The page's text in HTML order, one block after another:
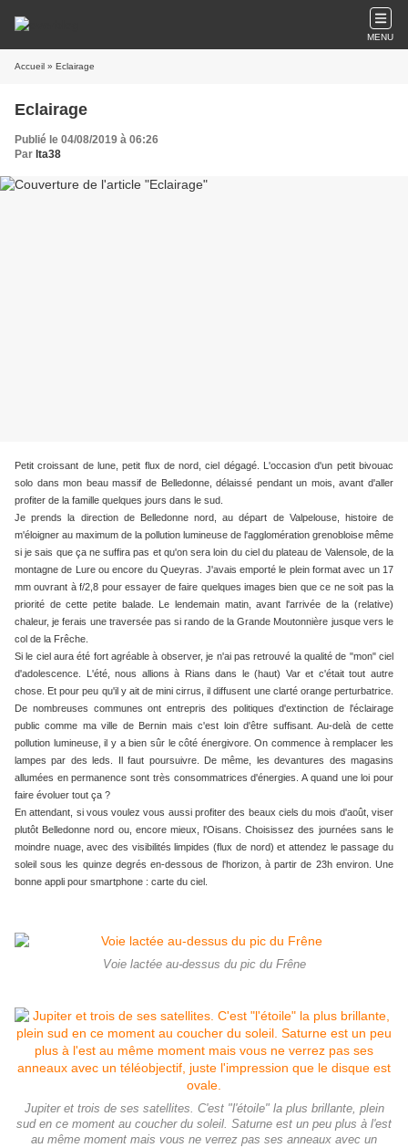
MENU
Accueil » Eclairage
Eclairage
Publié le 04/08/2019 à 06:26
Par lta38
Petit croissant de lune, petit flux de nord, ciel dégagé. L'occasion d'un petit bivouac
solo dans mon beau massif de Belledonne, délaissé pendant un mois, avant d'aller
profiter de la famille quelques jours dans le sud.
Je prends la direction de Belledonne nord, au départ de Valpelouse, histoire de
m'éloigner au maximum de la pollution lumineuse de l'agglomération grenobloise même
si je sais que ça ne suffira pas et qu'on sera loin du ciel du plateau de Valensole, de la
montagne de Lure ou encore du Queyras. J'avais emporté le plein format avec un 17
mm ouvrant à f/2,8 pour essayer de faire quelques images bien que ce ne soit pas la
priorité de cette petite balade. Le lendemain matin, avant l'arrivée de la (relative)
chaleur, je ferais une traversée pas si rando de la Grande Moutonnière jusque vers le
col de la Frêche.
Si le ciel aura été fort agréable à observer, je n'ai pas retrouvé la qualité de "mon" ciel
d'adolescence. L'été, nous allions à Rians dans le (haut) Var et c'était tout autre
chose. Et pour peu qu'il y ait de mini cirrus, il diffusent une clarté orange perturbatrice.
De nombreuses communes ont entrepris des politiques d'extinction de l'éclairage
public comme ma ville de Bernin mais c'est loin d'être suffisant. Au-delà de cette
pollution lumineuse, il y a bien sûr le côté énergivore. On commence à remplacer les
lampes par des leds. Il faut poursuivre. De même, les devantures des magasins
allumées en permanence sont très consommatrices d'énergies. A quand une loi pour
faire évoluer tout ça ?
En attendant, si vous voulez vous aussi profiter des beaux ciels du mois d'août, viser
plutôt Belledonne nord ou, encore mieux, l'Oisans. Choisissez des journées sans le
moindre nuage, avec des visibilités limpides (flux de nord) et attendez le passage du
soleil sous les quinze degrés en-dessous de l'horizon, à partir de 23h environ. Une
bonne appli pour smartphone : carte du ciel.
Voie lactée au-dessus du pic du Frêne
Jupiter et trois de ses satellites. C'est "l'étoile" la plus brillante, plein
sud en ce moment au coucher du soleil. Saturne est un peu plus à l'est
au même moment mais vous ne verrez pas ses anneaux avec un